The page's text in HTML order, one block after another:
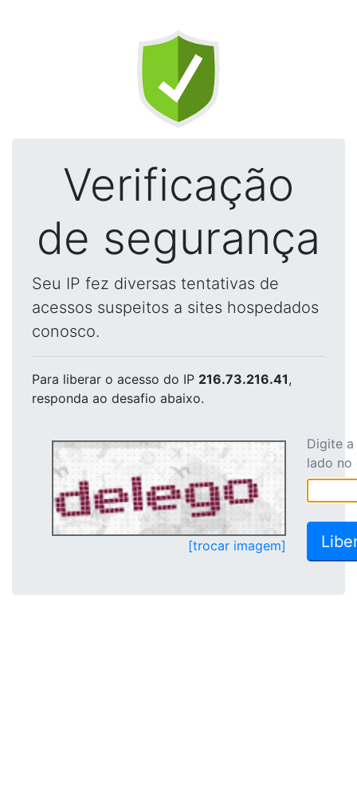
Verificação
de segurança
Seu IP fez diversas tentativas de
acessos suspeitos a sites hospedados
conosco.
Para liberar o acesso do IP 216.73.216.41,
responda ao desafio abaixo.
[trocar imagem]
Digite
lado no